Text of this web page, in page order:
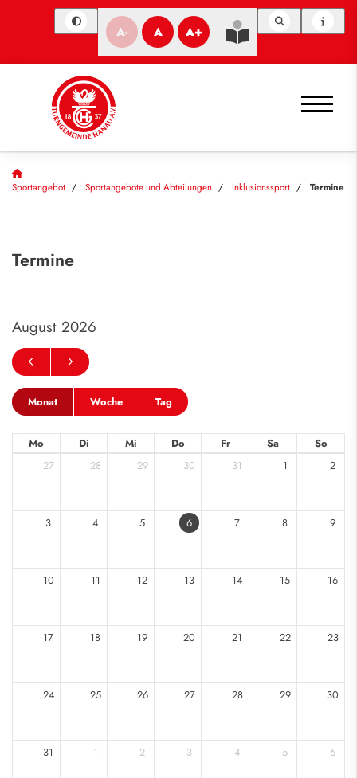
A- A A+
Sportangebot Sportangebote und Abteilungen Inklusionssport Termine
Termine
August 2026
Monat Woche Tag
Mo Di Mi Do Fr Sa
So
27
28 29 30 31 1 2
3 4 5 6 7 8 9
10 11 12 13 14 15 16
17 18 19 20 21 22 23
24 25 26 27 28 29 30
31 1 2 3 4 5 6